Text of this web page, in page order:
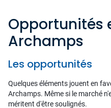
Opportunités
Archamps
Les opportunités
Quelques éléments jouent en
Archamps. Même si le marché
méritent d'être soulignés.